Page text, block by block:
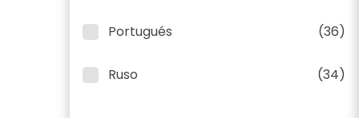
Portugués (36)
Ruso (34)